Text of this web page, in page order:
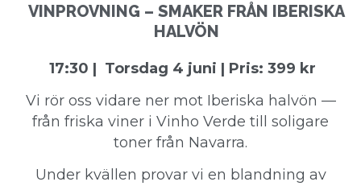
VINPROVNING – SMAKER FRÅN IBERISKA
HALVÖN
17:30 | Torsdag 4 juni | Pris: 399 kr
Vi rör oss vidare ner mot Iberiska halvön —
från friska viner i Vinho Verde till soligare
toner från Navarra.
Under kvällen provar vi en blandning av